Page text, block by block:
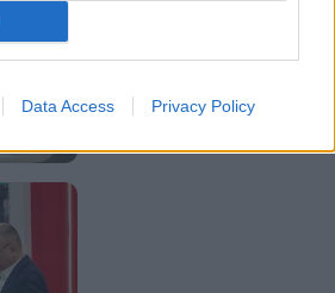
Data Access Privacy Policy